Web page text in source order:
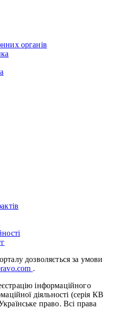
органів
дозволяється за умови
.
інформаційного
діяльності (серія КВ
право. Всі права